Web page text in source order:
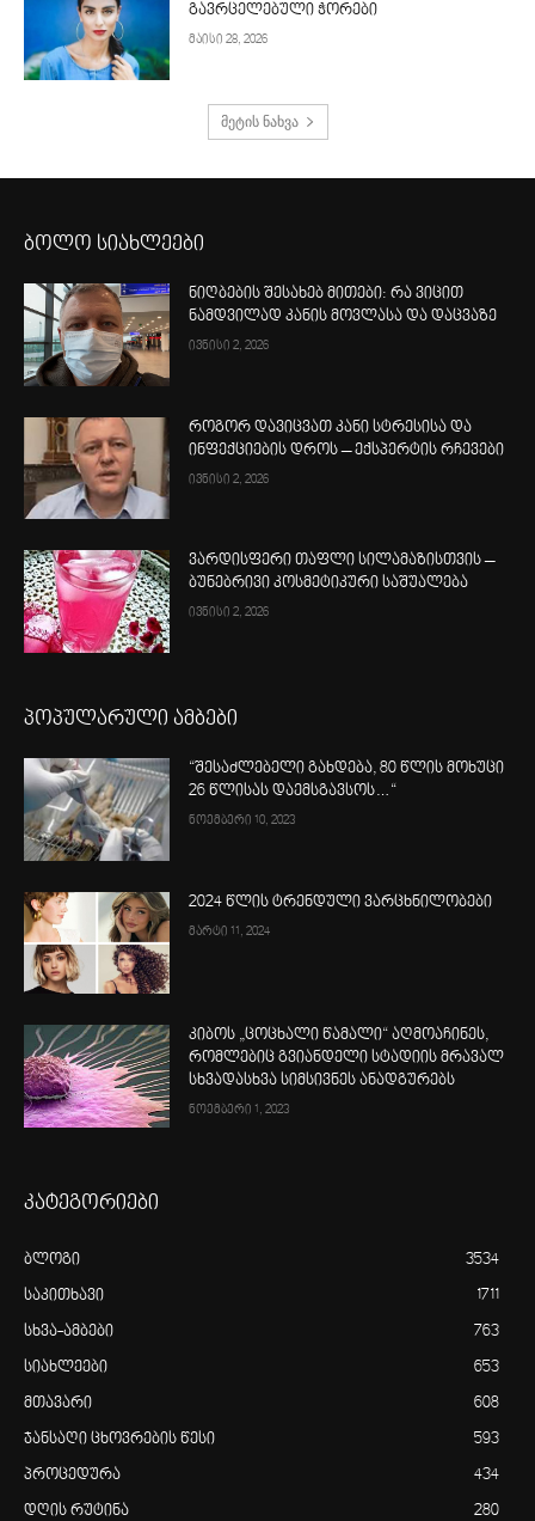
გავრცელებული ჭორები
მაისი 28, 2026
მეტის ნახვა
ბოლო სიახლეები
ნიღბების შესახებ მითები: რა ვიცით
ნამდვილად კანის მოვლასა და დაცვაზე
ივნისი 2, 2026
როგორ დავიცვათ კანი სტრესისა და
ინფექციების დროს – ექსპერტის რჩევები
ივნისი 2, 2026
ვარდისფერი თაფლი სილამაზისთვის –
ბუნებრივი კოსმეტიკური საშუალება
ივნისი 2, 2026
პოპულარული ამბები
“შესაძლებელი გახდება, 80 წლის მოხუცი
26 წლისას დაემსგავსოს…“
ნოემბერი 10, 2023
2024 წლის ტრენდული ვარცხნილობები
მარტი 11, 2024
კიბოს „ცოცხალი წამალი“ აღმოაჩინეს,
რომლებიც გვიანდელი სტადიის მრავალ
სხვადასხვა სიმსივნეს ანადგურებს
ნოემბერი 1, 2023
კატეგორიები
ბლოგი 3534
საკითხავი 1711
სხვა-ამბები 763
სიახლეები 653
მთავარი 608
ჯანსაღი ცხოვრების წესი 593
პროცედურა 434
დღის რუტინა 280